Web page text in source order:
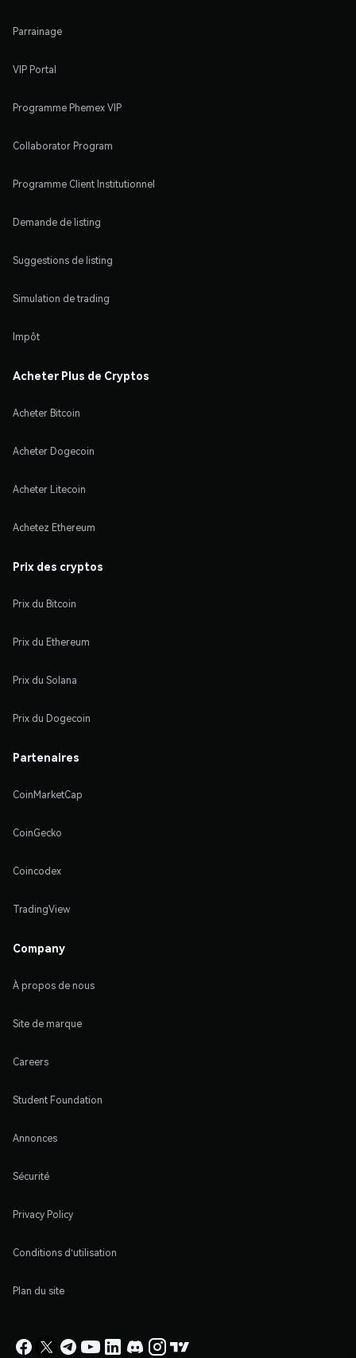
Parrainage
VIP Portal
Programme Phemex VIP
Collaborator Program
Programme Client Institutionnel
Demande de listing
Suggestions de listing
Simulation de trading
Impôt
Acheter Plus de Cryptos
Acheter Bitcoin
Acheter Dogecoin
Acheter Litecoin
Achetez Ethereum
Prix des cryptos
Prix du Bitcoin
Prix du Ethereum
Prix du Solana
Prix du Dogecoin
Partenaires
CoinMarketCap
CoinGecko
Coincodex
TradingView
Company
À propos de nous
Site de marque
Careers
Student Foundation
Annonces
Sécurité
Privacy Policy
Conditions d'utilisation
Plan du site